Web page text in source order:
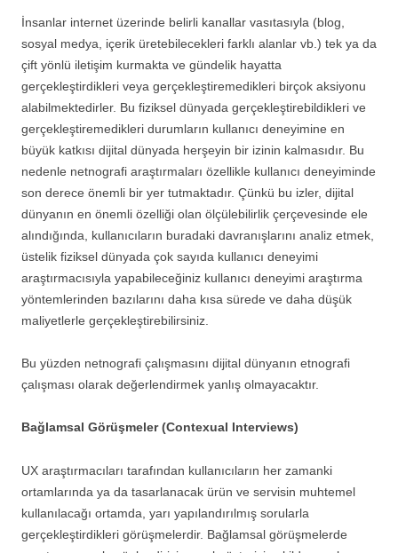
İnsanlar internet üzerinde belirli kanallar vasıtasıyla (blog,
sosyal medya, içerik üretebilecekleri farklı alanlar vb.) tek ya da
çift yönlü iletişim kurmakta ve gündelik hayatta
gerçekleştirdikleri veya gerçekleştiremedikleri birçok aksiyonu
alabilmektedirler. Bu fiziksel dünyada gerçekleştirebildikleri ve
gerçekleştiremedikleri durumların kullanıcı deneyimine en
büyük katkısı dijital dünyada herşeyin bir izinin kalmasıdır. Bu
nedenle netnografi araştırmaları özellikle kullanıcı deneyiminde
son derece önemli bir yer tutmaktadır. Çünkü bu izler, dijital
dünyanın en önemli özelliği olan ölçülebilirlik çerçevesinde ele
alındığında, kullanıcıların buradaki davranışlarını analiz etmek,
üstelik fiziksel dünyada çok sayıda kullanıcı deneyimi
araştırmacısıyla yapabileceğiniz kullanıcı deneyimi araştırma
yöntemlerinden bazılarını daha kısa sürede ve daha düşük
maliyetlerle gerçekleştirebilirsiniz.
Bu yüzden netnografi çalışmasını dijital dünyanın etnografi
çalışması olarak değerlendirmek yanlış olmayacaktır.
Bağlamsal Görüşmeler (Contexual Interviews)
UX araştırmacıları tarafından kullanıcıların her zamanki
ortamlarında ya da tasarlanacak ürün ve servisin muhtemel
kullanılacağı ortamda, yarı yapılandırılmış sorularla
gerçekleştirdikleri görüşmelerdir. Bağlamsal görüşmelerde